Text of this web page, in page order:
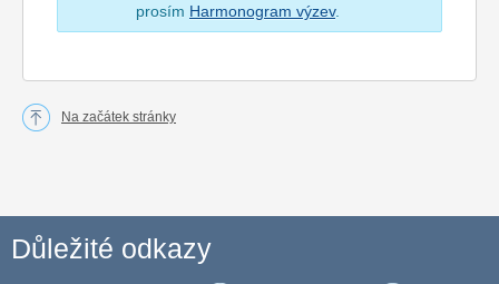
prosím Harmonogram výzev.
Na začátek stránky
Důležité odkazy